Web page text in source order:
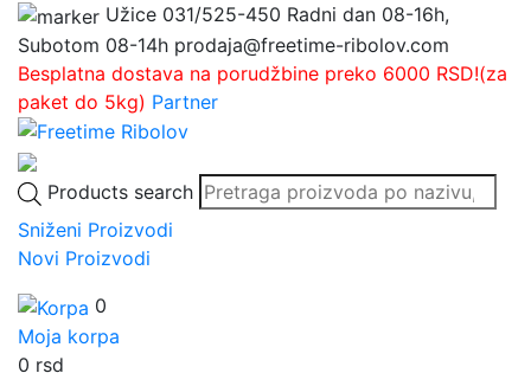
Užice 031/525-450 Radni dan 08-16h,
Subotom 08-14h prodaja@freetime-ribolov.com
Besplatna dostava na porudžbine preko 6000 RSD!(za
paket do 5kg) Partner
Products search
Sniženi Proizvodi
Novi Proizvodi
0
Moja korpa
0 rsd